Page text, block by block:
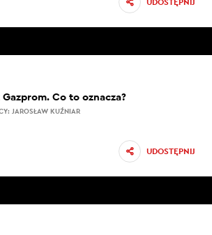
Co to oznacza?
JAROSŁAW KUŹNIAR
UDOSTĘPNIJ